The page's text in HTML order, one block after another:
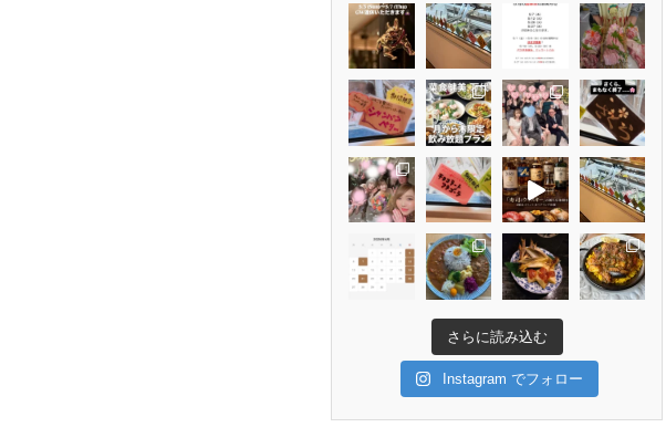
さらに読み込む
Instagram でフォロー